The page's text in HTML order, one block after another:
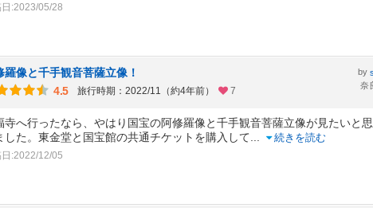
:2023/05/28
羅像と千手観音菩薩立像！
4.5
旅行時期：2022/11（約4年前） 7
by
奈
寺へ行ったなら、やはり国宝の阿修羅像と千手観音菩薩立像が見たいと
した。東金堂と国宝館の共通チケットを購入して
続きを読む
:2022/12/05